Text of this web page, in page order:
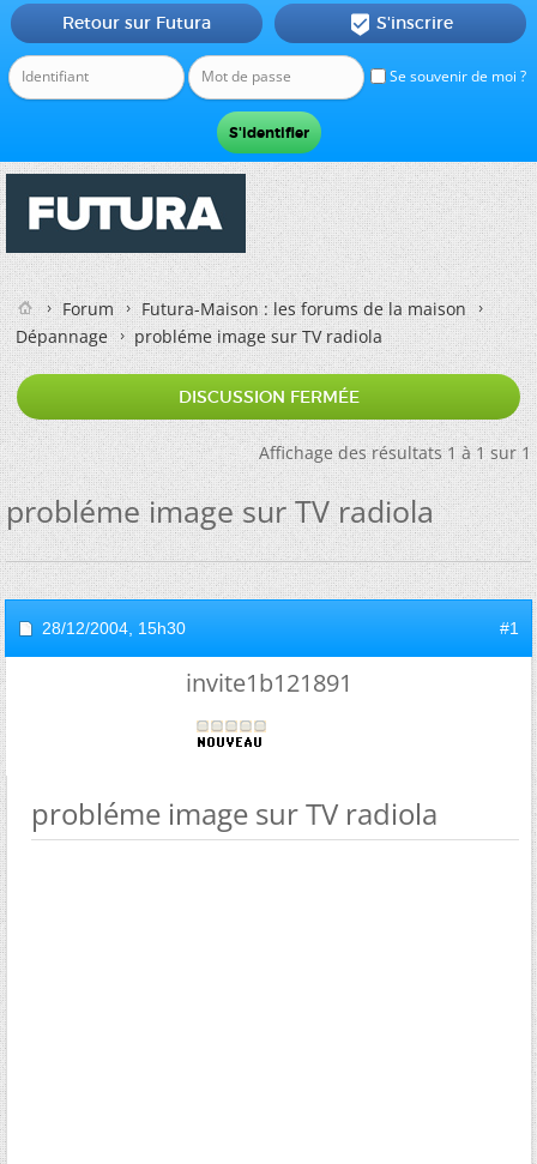
Se souvenir de moi ?
Retour sur Futura  S'inscrire
Forum
Futura-Maison : les forums de la maison
Dépannage
probléme image sur TV radiola
DISCUSSION FERMÉE
Affichage des résultats 1 à 1 sur 1
probléme image sur TV radiola
28/12/2004, 15h30 #1
invite1b121891
probléme image sur TV radiola